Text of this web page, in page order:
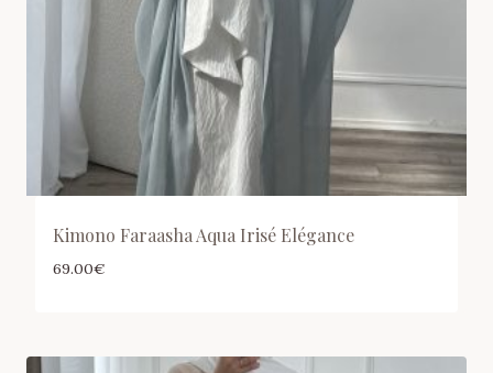
Kimono Faraasha Aqua Irisé Elégance
69.00€